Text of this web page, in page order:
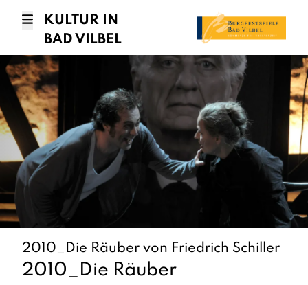
KULTUR IN
BAD VILBEL
2010_Die Räuber von Friedrich Schiller
2010_Die Räuber